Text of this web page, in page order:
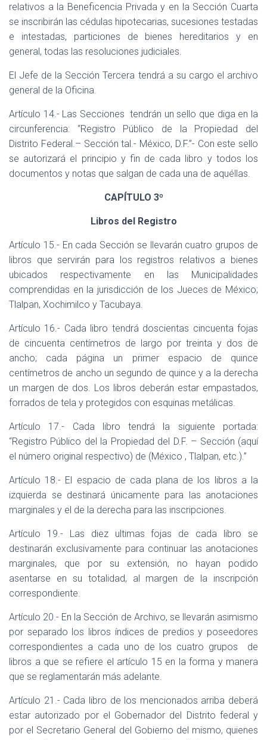
relativos a la Beneficencia Privada y en la Sección Cuarta
se inscribirán las cédulas hipotecarias, sucesiones testadas
e intestadas, particiones de bienes hereditarios y en
general, todas las resoluciones judiciales.
El Jefe de la Sección Tercera tendrá a su cargo el archivo
general de la Oficina.
Artículo 14.- Las Secciones tendrán un sello que diga en la
circunferencia: “Registro Público de la Propiedad del
Distrito Federal.– Sección tal.- México, D.F.”- Con este sello
se autorizará el principio y fin de cada libro y todos los
documentos y notas que salgan de cada una de aquéllas.
CAPÍTULO 3º
Libros del Registro
Artículo 15.- En cada Sección se llevarán cuatro grupos de
libros que servirán para los registros relativos a bienes
ubicados respectivamente en las Municipalidades
comprendidas en la jurisdicción de los Jueces de México;
Tlalpan, Xochimilco y Tacubaya.
Artículo 16.- Cada libro tendrá doscientas cincuenta fojas
de cincuenta centímetros de largo por treinta y dos de
ancho; cada página un primer espacio de quince
centímetros de ancho un segundo de quince y a la derecha
un margen de dos. Los libros deberán estar empastados,
forrados de tela y protegidos con esquinas metálicas.
Artículo 17.- Cada libro tendrá la siguiente portada:
“Registro Público del la Propiedad del D.F. – Sección (aquí
el número original respectivo) de (México , Tlalpan, etc.).”
Artículo 18.- El espacio de cada plana de los libros a la
izquierda se destinará únicamente para las anotaciones
marginales y el de la derecha para las inscripciones.
Artículo 19.- Las diez ultimas fojas de cada libro se
destinarán exclusivamente para continuar las anotaciones
marginales, que por su extensión, no hayan podido
asentarse en su totalidad, al margen de la inscripción
correspondiente.
Artículo 20.- En la Sección de Archivo, se llevarán asimismo
por separado los libros índices de predios y poseedores
correspondientes a cada uno de los cuatro grupos
de
libros a que se refiere el artículo 15 en la forma y manera
que se reglamentarán más adelante.
Artículo 21.- Cada libro de los mencionados arriba deberá
estar autorizado por el Gobernador del Distrito federal y
por el Secretario General del Gobierno del mismo, quienes